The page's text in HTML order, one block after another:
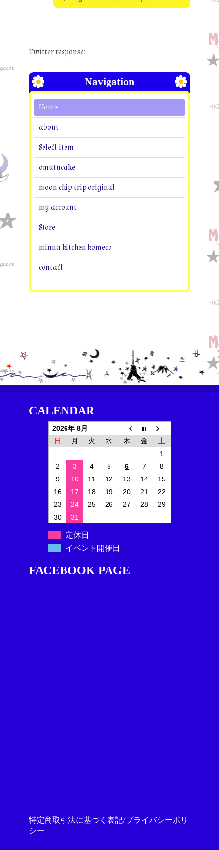
Twitter response:
Navigation
Home
about
Select item
omutucake
moon chip trip original
my account
Store
minna kitchen komeco
contact
CALENDAR
2026年 8月
日
月 火 水 木 金
土
1
2
3 4 5 6 7
8
9
10 11 12 13 14
15
16
17 18 19 20 21
22
23
24 25 26 27 28
29
30
31
定休日
イベント開催日
FACEBOOK PAGE
特定商取引法に基づく表記/プライバシーポリ
シー